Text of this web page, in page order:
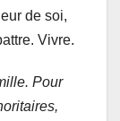
de soi,
Vivre.
Pour